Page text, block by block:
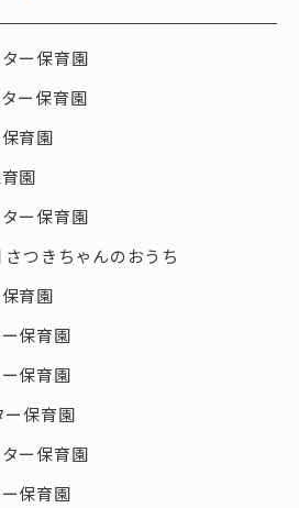
ー保育園
ー保育園
育園
園
ー保育園
つきちゃんのおうち
育園
保育園
保育園
保育園
ー保育園
保育園